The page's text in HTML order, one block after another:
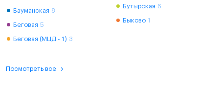
Бауманская 8
Беговая 5
Беговая (МЦД - 1) 3
Бутырская 6
Быково 1
Посмотреть все